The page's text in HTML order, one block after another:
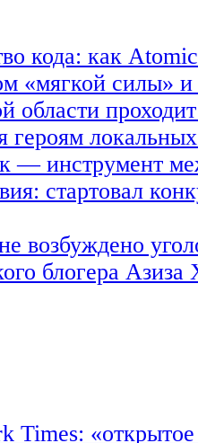
кода: как
«мягкой силы» и
области
героям
— инструмент
стартовал
возбуждено
блогера Азиза
Times: